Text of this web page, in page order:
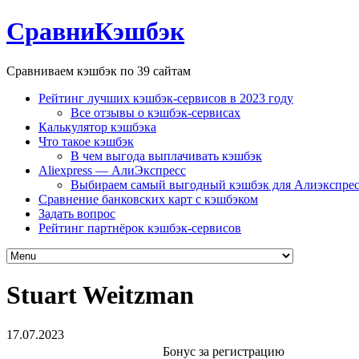
СравниКэшбэк
Сравниваем кэшбэк по 39 сайтам
Рейтинг лучших кэшбэк-сервисов в 2023 году
Все отзывы о кэшбэк-сервисах
Калькулятор кэшбэка
Что такое кэшбэк
В чем выгода выплачивать кэшбэк
Aliexpress — АлиЭкспресс
Выбираем самый выгодный кэшбэк для
Сравнение банковских карт с кэшбэком
Задать вопрос
Рейтинг партнёрок кэшбэк-сервисов
Stuart Weitzman
17.07.2023
Бонус за регистрацию